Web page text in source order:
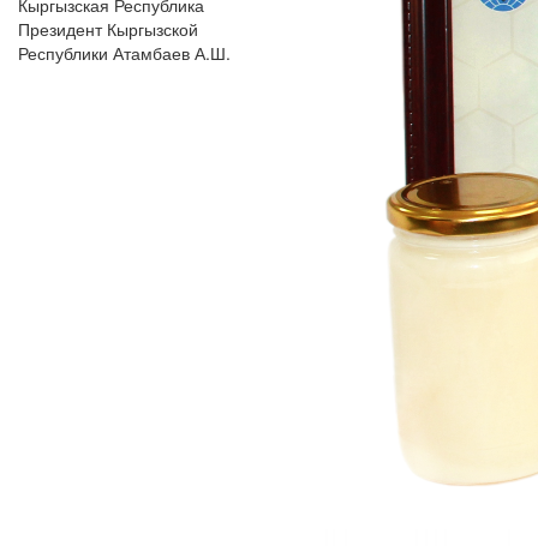
Кыргызская Республика
Президент Кыргызской
Республики Атамбаев А.Ш.